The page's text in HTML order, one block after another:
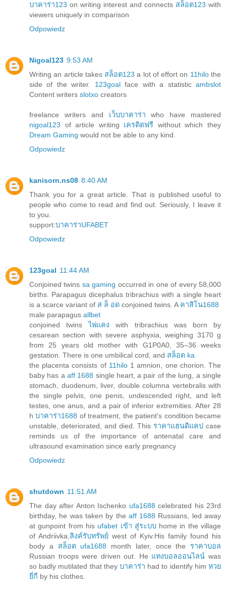
บาคาร่า123 on writing interest and connects สล็อต123 with
viewers uniquely in comparison
Odpowiedz
Nigoal123 9:53 AM
Writing an article takes สล็อต123 a lot of effort on 11hilothe
side of the writer. 123goalface with a statisticambslot
Content writers slotxo creators
freelance writers and เว็บบาคาร่า who have mastered
nigoal123 of article writing เครดิตฟรี without which they
Dream Gaming would not be able to any kind.
Odpowiedz
kanisorn.ns08 8:40 AM
Thank you for a great article. That is published useful to
people who come to read and find out. Seriously, I leave it
to you.
support:บาคาร่าUFABET
Odpowiedz
123goal 11:44 AM
Conjoined twins sa gaming occurred in one of every 58,000
births. Parapagus dicephalus tribrachius with a single heart
is a scarce variant of ส ล็ อด conjoined twins. A คาสิโน1688
male parapagus allbet
conjoined twinsไพ่แคง with tribrachius was born by
cesarean section with severe asphyxia, weighing 3170 g
from 25 years old mother with G1P0A0, 35–36 weeks
gestation. There is one umbilical cord, and สล็อต ka
the placenta consists of 11hilo1 amnion, one chorion. The
baby has a aff 1688 single heart, a pair of the lung, a single
stomach, duodenum, liver, double columna vertebralis with
the single pelvis, one penis, undescended right, and left
testes, one anus, and a pair of inferior extremities. After 28
hบาคาร่า1688 of treatment, the patient's condition became
unstable, deteriorated, and died. This ราคาแฮนดิแคป
case
reminds us of the importance of antenatal care and
ultrasound examination since early pregnancy
Odpowiedz
shutdown 11:51 AM
The day after Anton Ischenko ufa1688 celebrated his 23rd
birthday, he was taken by the aff 1688 Russians, led away
at gunpoint from his ufabet เข้า สู่ระบบhome in the village
of Andriivka, ลิงค์รับทรัพย์ west of Kyiv.His family found his
body a สล็อต ufa1688 month later, once the ราคาบอล
Russian troops were driven out. He แทงบอลออนไลน์ was
so badly mutilated that they บาคาร่า had to identify him หวย
ยี่กี by his clothes.